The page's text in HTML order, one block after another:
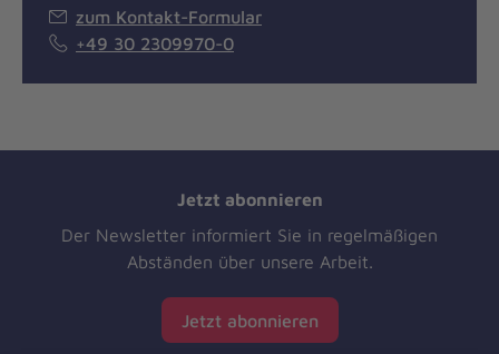
zum Kontakt-Formular
+49 30 2309970-0
Jetzt abonnieren
Der Newsletter informiert Sie in regelmäßigen
Abständen über unsere Arbeit.
Jetzt abonnieren